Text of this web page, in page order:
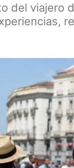
del viajero